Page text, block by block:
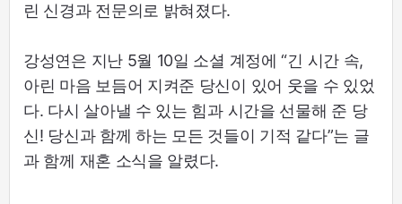
린 신경과 전문의로 밝혀졌다.
강성연은 지난 5월 10일 소셜 계정에 “긴 시간 속,
아린 마음 보듬어 지켜준 당신이 있어 웃을 수 있었
다. 다시 살아낼 수 있는 힘과 시간을 선물해 준 당
신! 당신과 함께 하는 모든 것들이 기적 같다”는 글
과 함께 재혼 소식을 알렸다.